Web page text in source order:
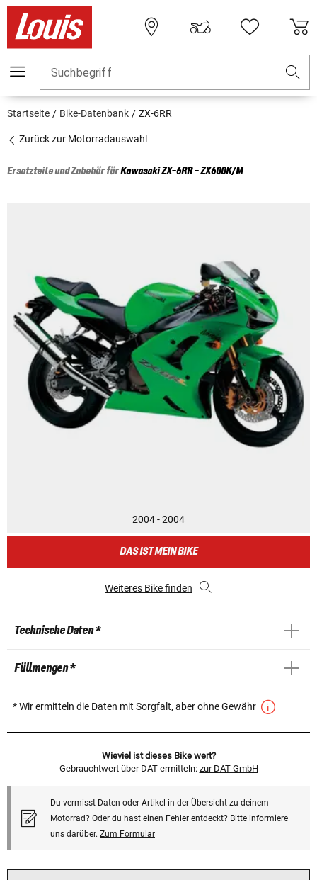
Suchbegriff
Startseite Bike-Datenbank ZX-6RR
Zurück zur Motorradauswahl
Ersatzteile und Zubehör fürKawasakiZX-6RR - ZX600K/M
2004 - 2004
DAS IST MEIN BIKE
Weiteres Bike finden
Technische Daten *
Füllmengen *
* Wir ermitteln die Daten mit Sorgfalt, aber ohne Gewähr
Wieviel ist dieses Bike wert?
Gebrauchtwert über DAT ermitteln: zur DAT GmbH
Du vermisst Daten oder Artikel in der Übersicht zu deinem
Motorrad? Oder du hast einen Fehler entdeckt? Bitte informiere
uns darüber. Zum Formular